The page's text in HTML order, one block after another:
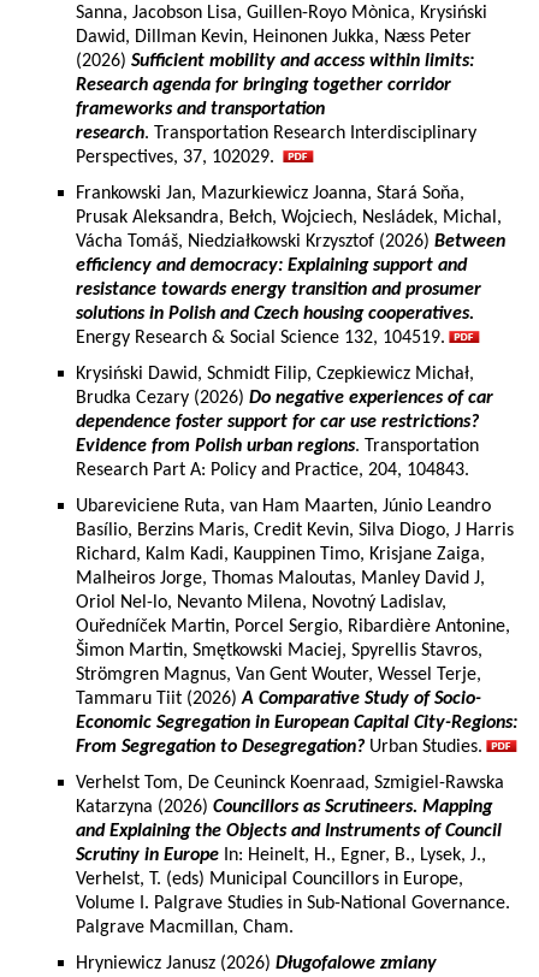
Sanna, Jacobson Lisa, Guillen-Royo Mònica, Krysiński
Dawid, Dillman Kevin, Heinonen Jukka, Næss Peter
(2026) Sufficient mobility and access within limits:
Research agenda for bringing together corridor
frameworks and transportation
research. Transportation Research Interdisciplinary
Perspectives, 37, 102029.
Frankowski Jan, Mazurkiewicz Joanna, Stará Soňa,
Prusak Aleksandra, Bełch, Wojciech, Nesládek, Michal,
Vácha Tomáš, Niedziałkowski Krzysztof (2026) Between
efficiency and democracy: Explaining support and
resistance towards energy transition and prosumer
solutions in Polish and Czech housing cooperatives.
Energy Research & Social Science 132, 104519.
Krysiński Dawid, Schmidt Filip, Czepkiewicz Michał,
Brudka Cezary (2026) Do negative experiences of car
dependence foster support for car use restrictions?
Evidence from Polish urban regions. Transportation
Research Part A: Policy and Practice, 204, 104843.
Ubareviciene Ruta, van Ham Maarten, Júnio Leandro
Basílio, Berzins Maris, Credit Kevin, Silva Diogo, J Harris
Richard, Kalm Kadi, Kauppinen Timo, Krisjane Zaiga,
Malheiros Jorge, Thomas Maloutas, Manley David J,
Oriol Nel-lo, Nevanto Milena, Novotný Ladislav,
Ouředníček Martin, Porcel Sergio, Ribardière Antonine,
Šimon Martin, Smętkowski Maciej, Spyrellis Stavros,
Strömgren Magnus, Van Gent Wouter, Wessel Terje,
Tammaru Tiit (2026)A Comparative Study of Socio-
Economic Segregation in European Capital City-Regions:
From Segregation to Desegregation? Urban Studies.
Verhelst Tom, De Ceuninck Koenraad, Szmigiel-Rawska
Katarzyna (2026) Councillors as Scrutineers. Mapping
and Explaining the Objects and Instruments of Council
Scrutiny in Europe In: Heinelt, H., Egner, B., Lysek, J.,
Verhelst, T. (eds) Municipal Councillors in Europe,
Volume I. Palgrave Studies in Sub-National Governance.
Palgrave Macmillan, Cham.
Hryniewicz Janusz (2026) Długofalowe zmiany